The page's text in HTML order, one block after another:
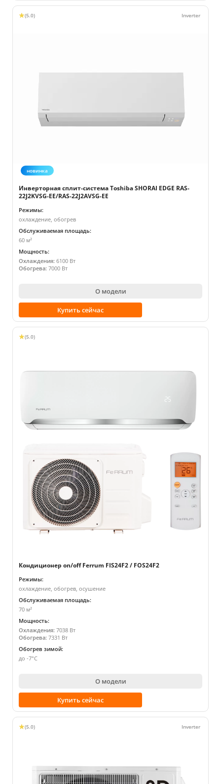
(5.0)
новинка
Инверторная сплит-система Toshiba SHORAI EDGE RAS-
22J2KVSG-EE/RAS-22J2AVSG-EE
Режимы:
охлаждение, обогрев
Обслуживаемая площадь:
60 м²
Мощность:
Охлаждения: 6100 Вт
Обогрева: 7000 Вт
О модели
Купить сейчас
(5.0)
Кондиционер on/off Ferrum FIS24F2 / FOS24F2
Режимы:
охлаждение, обогрев, осушение
Обслуживаемая площадь:
70 м²
Мощность:
Охлаждения: 7038 Вт
Обогрева: 7331 Вт
Обогрев зимой:
до -7°С
О модели
Купить сейчас
(5.0)